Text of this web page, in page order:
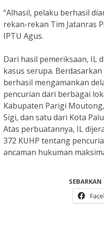
“Alhasil, pelaku berhasil
rekan-rekan Tim Jatanras
IPTU Agus.
Dari hasil pemeriksaan, IL
kasus serupa.
berhasil mengamankan
pencurian dari berbagai
Kabupaten Parigi
Sigi, dan satu dari Kota
Atas perbuatannya, IL
372 KUHP tentang
ancaman hukuman
SEBARKAN